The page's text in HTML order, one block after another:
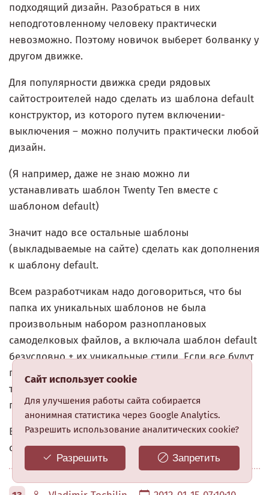
подходящий дизайн. Разобраться в них
неподготовленному человеку практически
невозможно. Поэтому новичок выберет болванку у
другом движке.
Для популярности движка среди рядовых
сайтостроителей надо сделать из шаблона default
конструктор, из которого путем включении-
выключения – можно получить практически любой
дизайн.
(Я например, даже не знаю можно ли
устанавливать шаблон Twenty Ten вместе с
шаблоном default)
Значит надо все остальные шаблоны
(выкладываемые на сайте) сделать как дополнения
к шаблону default.
Всем разработчикам надо договориться, что бы
папка их уникальных шаблонов не была
произвольным набором разноплановых
самоделковых файлов, а включала шаблон default
безусловно + их уникальные стили. Если все будут
придерживаться структурЫ шаблона default, то
такая унификация позволит освоить движок
гораздо большему числу людей.
Ведь – шаблон – это та часть, с которой
сталкиваются именно Новички.
Сайт использует cookie
Для улучшения работы сайта собирается
анонимная статистика через Google Analytics.
Разрешить использование аналитических cookie?
Разрешить Запретить